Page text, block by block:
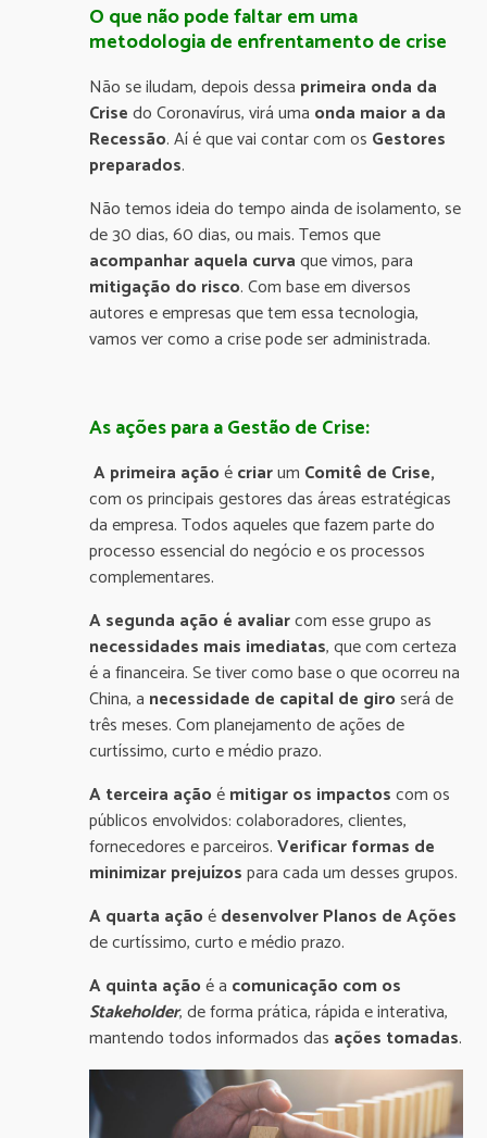
O que não pode faltar em uma
metodologia de enfrentamento de crise
Não se iludam, depois dessa primeira onda da
Crisedo Coronavírus, virá uma onda maior a da
Recessão. Aí é que vai contar com os Gestores
preparados.
Não temos ideia do tempo ainda de isolamento, se
de 30 dias, 60 dias, ou mais. Temos que
acompanhar aquela curvaque vimos, para
mitigação do risco. Com base em diversos
autores e empresas que tem essa tecnologia,
vamos ver como a crise pode ser administrada.
As ações para a Gestão de Crise:
A primeira açãoécriarum Comitê de Crise,
com os principais gestores das áreas estratégicas
da empresa. Todos aqueles que fazem parte do
processo essencial do negócio e os processos
complementares.
A segunda ação é avaliarcom esse grupo as
necessidades mais imediatas, que com certeza
é a financeira. Se tiver como base o que ocorreu na
China, a necessidade de capital de giroserá de
três meses. Com planejamento de ações de
curtíssimo, curto e médio prazo.
A terceira açãoémitigar os impactoscom os
públicos envolvidos: colaboradores, clientes,
fornecedores e parceiros.Verificar formas de
minimizar prejuízospara cada um desses grupos.
A quarta açãoédesenvolver Planos de Ações
de curtíssimo, curto e médio prazo.
A quinta açãoé a comunicação com os
Stakeholder, de forma prática, rápida e interativa,
mantendo todos informados das ações tomadas.